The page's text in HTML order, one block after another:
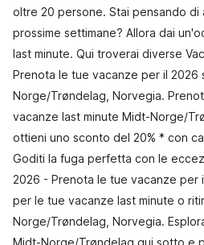
oltre 20 persone. Stai pensando di
prossime settimane? Allora dai
last minute. Qui troverai diverse
Prenota le tue vacanze per il 2026
Norge/Trøndelag, Norvegia.
vacanze last minute Midt-Norge/
ottieni uno sconto del 20% * con
Goditi la fuga perfetta con le
2026 - Prenota le tue vacanze per
per le tue vacanze last minute o
Norge/Trøndelag, Norvegia.
Midt-Norge/Trøndelag qui sotto e